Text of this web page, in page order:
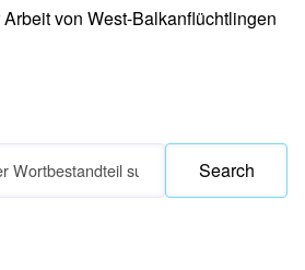
von West-Balkanflüchtlingen